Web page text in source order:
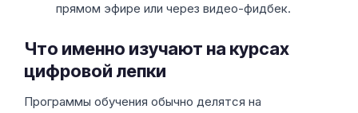
прямом эфире или через видео-фидбек.
Что именно изучают на курсах
цифровой лепки
Программы обучения обычно делятся на